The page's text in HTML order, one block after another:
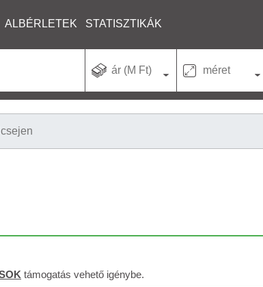
ALBÉRLETEK STATISZTIKÁK
ár (M Ft) méret
támogatás vehető igénybe.